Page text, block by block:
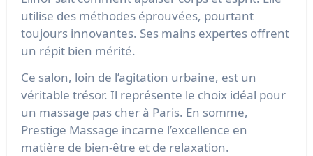
utilise des méthodes éprouvées, pourtant
toujours innovantes. Ses mains expertes offrent
un répit bien mérité.
Ce salon, loin de l’agitation urbaine, est un
véritable trésor. Il représente le choix idéal pour
un massage pas cher à Paris. En somme,
Prestige Massage incarne l’excellence en
matière de bien-être et de relaxation.